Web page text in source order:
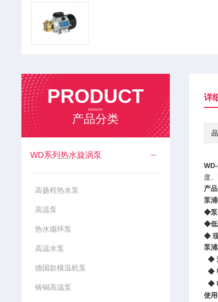
PRODUCT
产品分类
WD系列热水旋涡泵
高扬程热水泵
高温泵
热水循环泵
高温水泵
德国款模温机泵
铸铜高温泵
详
度
产
泵
◆泵
◆低
◆
泵
◆
◆
◆
使